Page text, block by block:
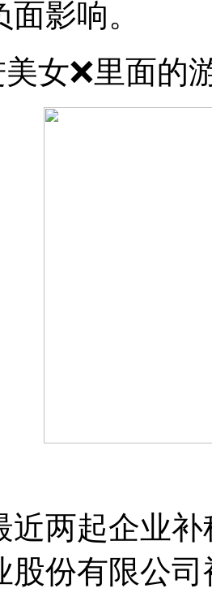
影响。
美女❌里
企业补税
股份有限公